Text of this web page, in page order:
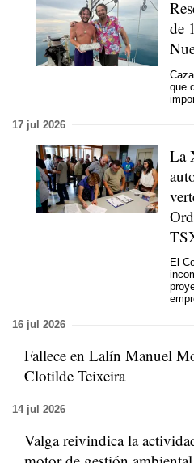
de
que
17 jul 2026
La
El
16 jul 2026
Fallece en Lalín Manuel
Clotilde Teixeira
14 jul 2026
Valga reivindica la